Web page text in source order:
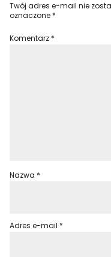
Twój adres e-mail nie
oznaczone *
Komentarz *
Nazwa *
Adres e-mail *